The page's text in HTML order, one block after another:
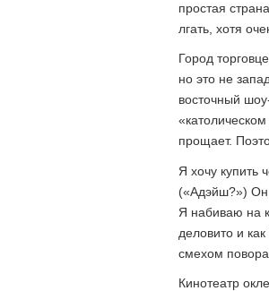
простая
лгать, хотя
Город
но это не
восточный
прощает.
Я хочу купить
(«Адэйш?») Он
Я набиваю на
деловито и
смехом
Кинотеатр